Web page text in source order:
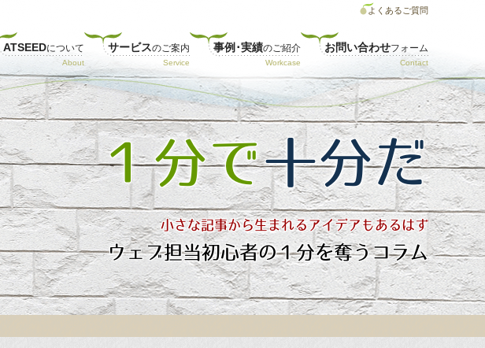
ATSEEDについて サービスのご案内 事例･実績のご紹介 お問い合わせフォーム
よくあるご質問
１分で十分だ
小さな記事から生まれるアイデアもあるはず
ウェブ担当初心者の１分を奪うコラム